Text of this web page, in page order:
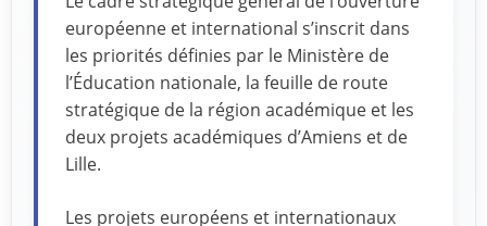
européenne et international s’inscrit dans
les priorités définies par le Ministère de
l’Éducation nationale, la feuille de route
stratégique de la région académique et les
deux projets académiques d’Amiens et de
Lille.
Les projets européens et internationaux